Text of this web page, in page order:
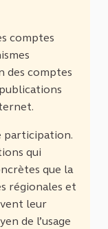
comptes
des comptes
participation.
qui
que la
régionales et
leur
de l’usage